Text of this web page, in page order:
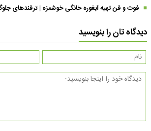
فوت و فن تهیه آبغوره خانگی خوشمزه | ترفندهای
دیدگاه تان را بنویسید